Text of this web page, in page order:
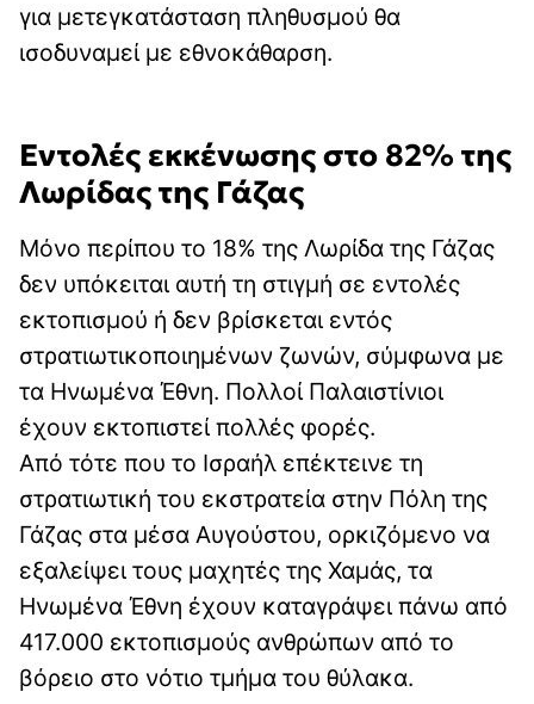
για μετεγκατάσταση πληθυσμού θα
ισοδυναμεί με εθνοκάθαρση.
Εντολές εκκένωσης στο 82% της
Λωρίδας της Γάζας
Μόνο περίπου το 18% της Λωρίδα της Γάζας
δεν υπόκειται αυτή τη στιγμή σε εντολές
εκτοπισμού ή δεν βρίσκεται εντός
στρατιωτικοποιημένων ζωνών, σύμφωνα με
τα Ηνωμένα Έθνη. Πολλοί Παλαιστίνιοι
έχουν εκτοπιστεί πολλές φορές.
Από τότε που το Ισραήλ επέκτεινε τη
στρατιωτική του εκστρατεία στην Πόλη της
Γάζας στα μέσα Αυγούστου, ορκιζόμενο να
εξαλείψει τους μαχητές της Χαμάς, τα
Ηνωμένα Έθνη έχουν καταγράψει πάνω από
417.000 εκτοπισμούς ανθρώπων από το
βόρειο στο νότιο τμήμα του θύλακα.